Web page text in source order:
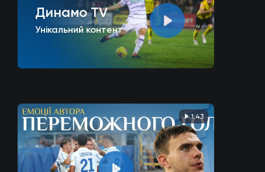
Динамо TV
Унікальний контент
1:43